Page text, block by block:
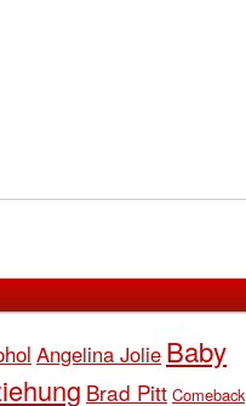
Angelina Jolie Baby
Brad Pitt Comeback